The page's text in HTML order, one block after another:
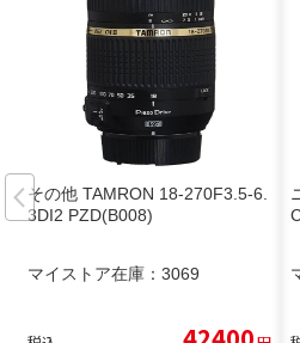
その他 TAMRON 18-270F3.5-6.
3DI2 PZD(B008)
マイストア在庫： 3069